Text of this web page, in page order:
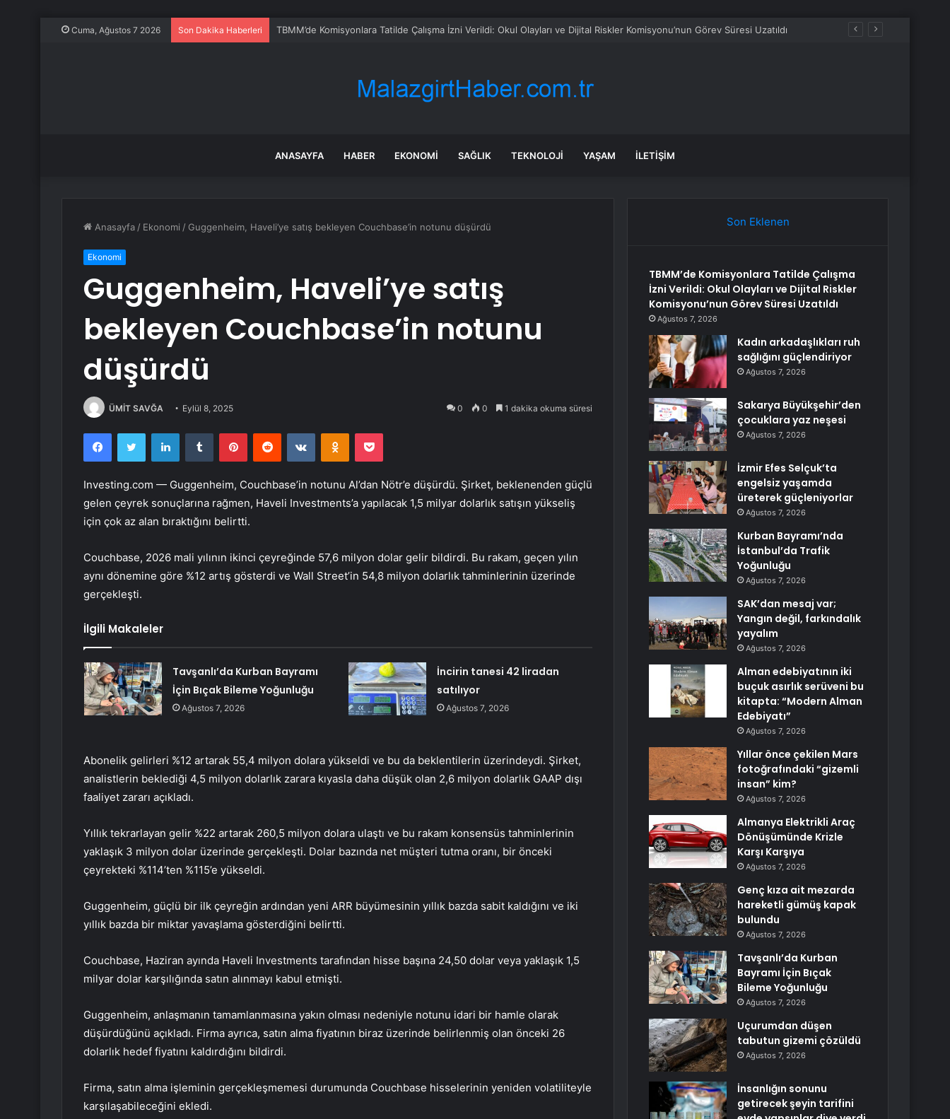
Cuma, Ağustos 7 2026 Son Dakika Haberleri TBMM’de Komisyonlara Tatilde Çalışma İzni Verildi: Okul Olayları ve Dijital Riskler Komisyonu’nun Görev Süresi Uzatıldı
ANASAYFA HABER EKONOMI SAĞLIK TEKNOLOJI YAŞAM İLETIŞIM
Anasayfa / Ekonomi / Guggenheim, Haveli’ye satış bekleyen Couchbase’in notunu düşürdü
Ekonomi
Guggenheim, Haveli’ye satış
bekleyen Couchbase’in notunu
düşürdü
ÜMİT SAVĞA Eylül 8, 2025 0 0 1 dakika okuma süresi
FacebookTwitter LinkedInTumblr PinterestReddit VKontakteOdnoklassniki
Pocket
Investing.com — Guggenheim, Couchbase’in notunu Al’dan Nötr’e düşürdü. Şirket, beklenenden güçlü
gelen çeyrek sonuçlarına rağmen, Haveli Investments’a yapılacak 1,5 milyar dolarlık satışın yükseliş
için çok az alan bıraktığını belirtti.
Couchbase, 2026 mali yılının ikinci çeyreğinde 57,6 milyon dolar gelir bildirdi. Bu rakam, geçen yılın
aynı dönemine göre %12 artış gösterdi ve Wall Street’in 54,8 milyon dolarlık tahminlerinin üzerinde
gerçekleşti.
İlgili Makaleler
Tavşanlı’da Kurban Bayramı
İçin Bıçak Bileme Yoğunluğu
Ağustos 7, 2026
İncirin tanesi 42 liradan
satılıyor
Ağustos 7, 2026
Abonelik gelirleri %12 artarak 55,4 milyon dolara yükseldi ve bu da beklentilerin üzerindeydi. Şirket,
analistlerin beklediği 4,5 milyon dolarlık zarara kıyasla daha düşük olan 2,6 milyon dolarlık GAAP dışı
faaliyet zararı açıkladı.
Yıllık tekrarlayan gelir %22 artarak 260,5 milyon dolara ulaştı ve bu rakam konsensüs tahminlerinin
yaklaşık 3 milyon dolar üzerinde gerçekleşti. Dolar bazında net müşteri tutma oranı, bir önceki
çeyrekteki %114’ten %115’e yükseldi.
Guggenheim, güçlü bir ilk çeyreğin ardından yeni ARR büyümesinin yıllık bazda sabit kaldığını ve iki
yıllık bazda bir miktar yavaşlama gösterdiğini belirtti.
Couchbase, Haziran ayında Haveli Investments tarafından hisse başına 24,50 dolar veya yaklaşık 1,5
milyar dolar karşılığında satın alınmayı kabul etmişti.
Guggenheim, anlaşmanın tamamlanmasına yakın olması nedeniyle notunu idari bir hamle olarak
düşürdüğünü açıkladı. Firma ayrıca, satın alma fiyatının biraz üzerinde belirlenmiş olan önceki 26
dolarlık hedef fiyatını kaldırdığını bildirdi.
Firma, satın alma işleminin gerçekleşmemesi durumunda Couchbase hisselerinin yeniden volatiliteyle
karşılaşabileceğini ekledi.
Son Eklenen
TBMM’de Komisyonlara Tatilde Çalışma
İzni Verildi: Okul Olayları ve Dijital Riskler
Komisyonu’nun Görev Süresi Uzatıldı
Ağustos 7, 2026
Kadın arkadaşlıkları ruh
sağlığını güçlendiriyor
Ağustos 7, 2026
Sakarya Büyükşehir’den
çocuklara yaz neşesi
Ağustos 7, 2026
İzmir Efes Selçuk’ta
engelsiz yaşamda
üreterek güçleniyorlar
Ağustos 7, 2026
Kurban Bayramı’nda
İstanbul’da Trafik
Yoğunluğu
Ağustos 7, 2026
SAK’dan mesaj var;
Yangın değil, farkındalık
yayalım
Ağustos 7, 2026
Alman edebiyatının iki
buçuk asırlık serüveni bu
kitapta: “Modern Alman
Edebiyatı”
Ağustos 7, 2026
Yıllar önce çekilen Mars
fotoğrafındaki “gizemli
insan” kim?
Ağustos 7, 2026
Almanya Elektrikli Araç
Dönüşümünde Krizle
Karşı Karşıya
Ağustos 7, 2026
Genç kıza ait mezarda
hareketli gümüş kapak
bulundu
Ağustos 7, 2026
Tavşanlı’da Kurban
Bayramı İçin Bıçak
Bileme Yoğunluğu
Ağustos 7, 2026
Uçurumdan düşen
tabutun gizemi çözüldü
Ağustos 7, 2026
İnsanlığın sonunu
getirecek şeyin tarifini